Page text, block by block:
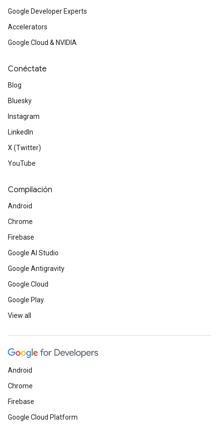
Google Developer Experts
Accelerators
Google Cloud & NVIDIA
Conéctate
Blog
Bluesky
Instagram
LinkedIn
X (Twitter)
YouTube
Compilación
Android
Chrome
Firebase
Google AI Studio
Google Antigravity
Google Cloud
Google Play
View all
Android
Chrome
Firebase
Google Cloud Platform